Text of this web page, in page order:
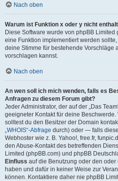
Nach oben
Warum ist Funktion x oder y nicht
Diese Software wurde von phpBB
eine Funktion implementiert werden
deine Stimme für bestehende Vorschläge
vorschlagen kannst.
Nach oben
An wen soll ich mich wenden, falls es
Anfragen zu diesem Forum gibt?
Jeder Administrator, der auf der „Das
geeigneter Kontakt für deine
solltest du den Besitzer der Domain
„WHOIS“-Abfrage durch) oder — falls
Webhoster wie z. B. Yahoo!, free.fr,
den Abuse-Kontakt des betreffenden
Limited (phpBB.com) und phpBB
Einfluss auf die Benutzung oder den
haben und dafür in keiner Weise zur
können. Kontaktiere daher nie phpBB